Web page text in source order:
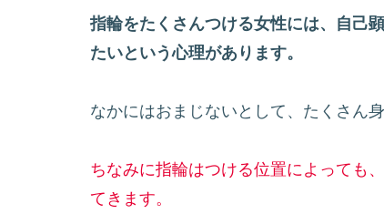
指輪をたくさんつける女性には、自己
たいという心理があります。
なかにはおまじないとして、たくさん
ちなみに指輪はつける位置によっても
てきます。